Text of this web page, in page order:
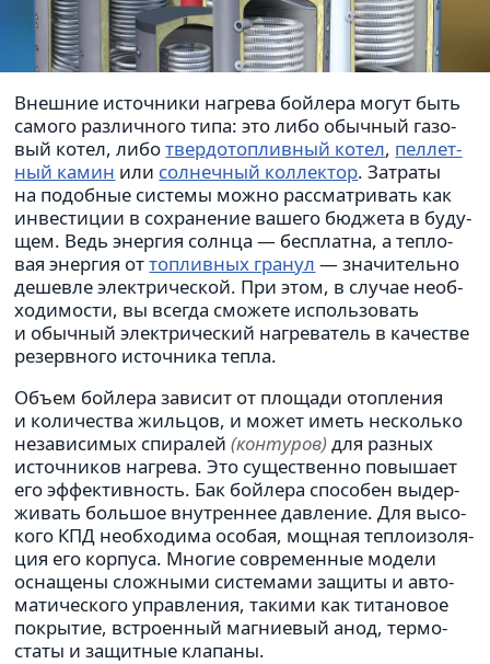
Внешние источ­ники нагрева бой­лера могут быть
самого раз­лич­ного типа: это либо обыч­ный газо­
вый котел, либотвер­до­топ­лив­ный котел, пел­лет­
ный камин или сол­неч­ный кол­лек­тор. Затраты
на подоб­ные системы можно рас­смат­ри­вать как
инве­сти­ции в сохра­не­ние вашего бюд­жета в буду­
щем. Ведь энер­гия солнца — бес­платна, а теп­ло­
вая энер­гия оттоп­лив­ных гранул — зна­чи­тельно
дешевле элек­три­че­ской. При этом, в случае необ­
хо­ди­мо­сти, вы всегда смо­жете исполь­зо­вать
и обыч­ный элек­три­че­ский нагре­ва­тель в каче­стве
резерв­ного источ­ника тепла.
Объем бой­лера зави­сит от пло­щади отоп­ле­ния
и коли­че­ства жиль­цов, и может иметь несколько
неза­ви­си­мых спи­ра­лей(кон­ту­ров)для разных
источ­ни­ков нагрева. Это суще­ственно повы­шает
его эффек­тив­ность. Бак бой­лера спо­со­бен выдер­
жи­вать боль­шое внут­рен­нее дав­ле­ние. Для высо­
кого КПД необ­хо­дима особая, мощная теп­ло­изо­ля­
ция его кор­пуса. Многие совре­мен­ные модели
осна­щены слож­ными систе­мами защиты и авто­
ма­ти­че­ского управ­ле­ния, такими как тита­но­вое
покры­тие, встро­ен­ный маг­ни­е­вый анод, тер­мо­
статы и защит­ные кла­паны.